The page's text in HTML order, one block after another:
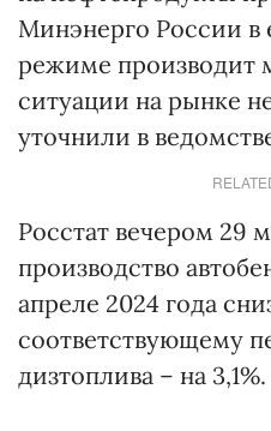
Минэнерго России в
режиме производит
ситуации на рынке
уточнили в
Росстат вечером 29
производство
апреле 2024 года
соответствующему
дизтоплива – на 3,1%.